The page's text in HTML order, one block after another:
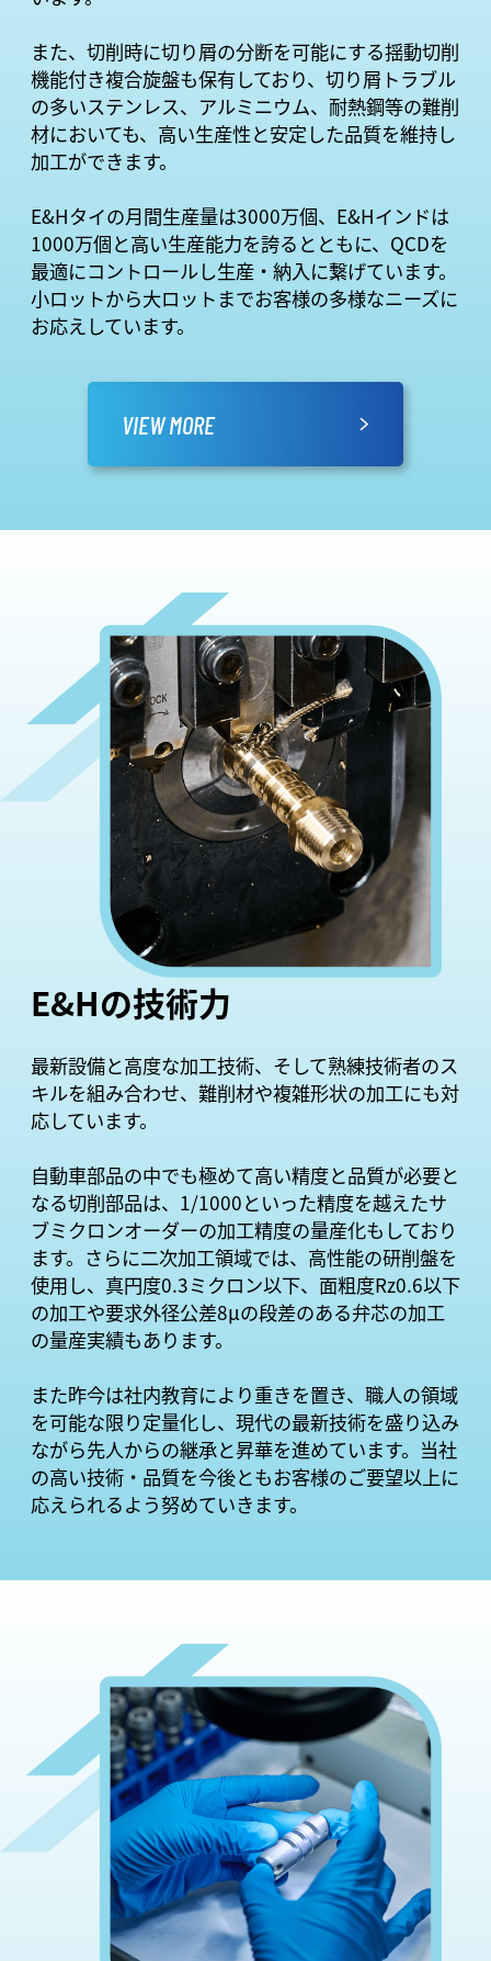
また、切削時に切り屑の分断を可能にする揺動切削
機能付き複合旋盤も保有しており、切り屑トラブル
の多いステンレス、アルミニウム、耐熱鋼等の難削
材においても、高い生産性と安定した品質を維持し
加工ができます。
E&Hタイの月間生産量は3000万個、E&Hインドは
1000万個と高い生産能力を誇るとともに、QCDを
最適にコントロールし生産・納入に繋げています。
小ロットから大ロットまでお客様の多様なニーズに
お応えしています。
VIEW MORE
E&Hの技術力
最新設備と高度な加工技術、そして熟練技術者のス
キルを組み合わせ、難削材や複雑形状の加工にも対
応しています。
自動車部品の中でも極めて高い精度と品質が必要と
なる切削部品は、1/1000といった精度を越えたサ
ブミクロンオーダーの加工精度の量産化もしており
ます。さらに二次加工領域では、高性能の研削盤を
使用し、真円度0.3ミクロン以下、面粗度Rz0.6以下
の加工や要求外径公差8μの段差のある弁芯の加工
の量産実績もあります。
また昨今は社内教育により重きを置き、職人の領域
を可能な限り定量化し、現代の最新技術を盛り込み
ながら先人からの継承と昇華を進めています。当社
の高い技術・品質を今後ともお客様のご要望以上に
応えられるよう努めていきます。